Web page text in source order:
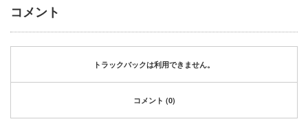
コメント
トラックバックは利用できません。
コメント (0)